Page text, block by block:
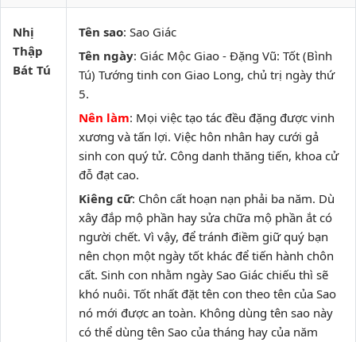
Nhị
Thập
Bát Tú
Tên sao: Sao Giác
Tên ngày: Giác Mộc Giao - Đặng Vũ: Tốt (Bình
Tú) Tướng tinh con Giao Long, chủ trị ngày thứ
5.
Nên làm: Mọi việc tạo tác đều đặng được vinh
xương và tấn lợi. Việc hôn nhân hay cưới gả
sinh con quý tử. Công danh thăng tiến, khoa cử
đỗ đạt cao.
Kiêng cữ: Chôn cất hoạn nạn phải ba năm. Dù
xây đắp mộ phần hay sửa chữa mộ phần ắt có
người chết. Vì vậy, để tránh điềm giữ quý bạn
nên chọn một ngày tốt khác để tiến hành chôn
cất. Sinh con nhằm ngày Sao Giác chiếu thì sẽ
khó nuôi. Tốt nhất đặt tên con theo tên của Sao
nó mới được an toàn. Không dùng tên sao này
có thể dùng tên Sao của tháng hay của năm